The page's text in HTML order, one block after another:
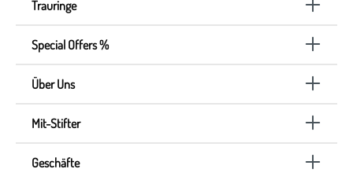
Trauringe
Special Offers %
Über Uns
Mit-Stifter
Geschäfte